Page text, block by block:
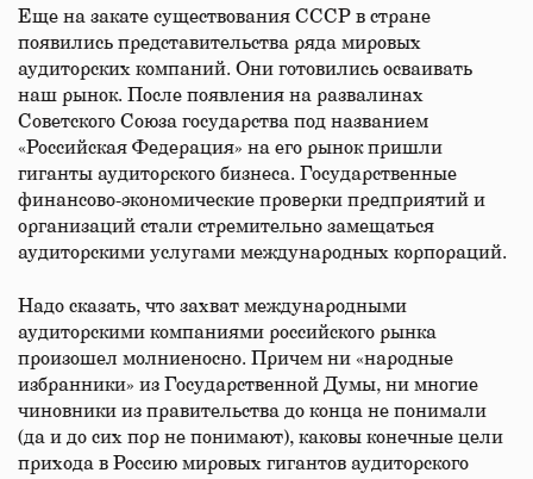
Еще на закате существования СССР в стране
появились представительства ряда мировых
аудиторских компаний. Они готовились осваивать
наш рынок. После появления на развалинах
Советского Союза государства под названием
«Российская Федерация» на его рынок пришли
гиганты аудиторского бизнеса. Государственные
финансово-экономические проверки предприятий и
организаций стали стремительно замещаться
аудиторскими услугами международных корпораций.
Надо сказать, что захват международными
аудиторскими компаниями российского рынка
произошел молниеносно. Причем ни «народные
избранники» из Государственной Думы, ни многие
чиновники из правительства до конца не понимали
(да и до сих пор не понимают), каковы конечные цели
прихода в Россию мировых гигантов аудиторского